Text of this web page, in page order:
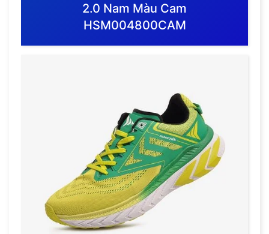
2.0 Nam Màu Cam
HSM004800CAM